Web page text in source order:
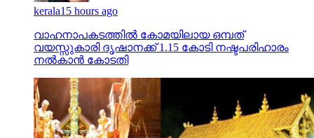
kerala15 hours ago
വാഹനാപകടത്തില്‍ കോമയിലായ ഒമ്പത്
വയസ്സുകാരി ദൃഷാനക്ക് 1.15 കോടി നഷ്ടപരിഹാരം
നല്‍കാന്‍ കോടതി